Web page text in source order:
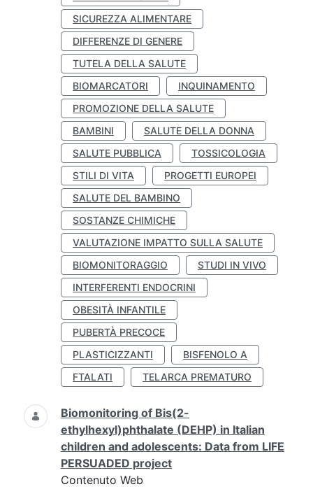
SICUREZZA ALIMENTARE
DIFFERENZE DI GENERE
TUTELA DELLA SALUTE
BIOMARCATORI
INQUINAMENTO
PROMOZIONE DELLA SALUTE
BAMBINI
SALUTE DELLA DONNA
SALUTE PUBBLICA
TOSSICOLOGIA
STILI DI VITA
PROGETTI EUROPEI
SALUTE DEL BAMBINO
SOSTANZE CHIMICHE
VALUTAZIONE IMPATTO SULLA SALUTE
BIOMONITORAGGIO
STUDI IN VIVO
INTERFERENTI ENDOCRINI
OBESITÀ INFANTILE
PUBERTÀ PRECOCE
PLASTICIZZANTI
BISFENOLO A
FTALATI
TELARCA PREMATURO
Biomonitoring of Bis(2-
ethylhexyl)phthalate (DEHP) in Italian
children and adolescents: Data from LIFE
PERSUADED project
Contenuto Web